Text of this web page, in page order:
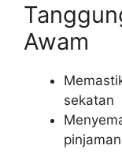
Awam
sekatan